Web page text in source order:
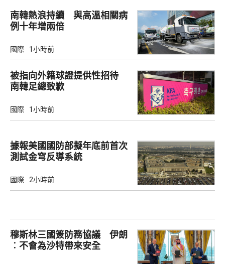
南韓熱浪持續 與高溫相關病
例十年增兩倍
國際 1小時前
被指向外籍球證提供性招待
南韓足總致歉
國際 1小時前
據報美國國防部擬年底前首次
測試金穹反導系統
國際 2小時前
穆斯林三國簽防務協議 伊朗
︰不會為沙特帶來安全